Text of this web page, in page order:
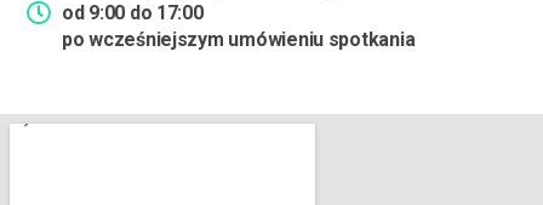
od 9:00 do 17:00
po wcześniejszym umówieniu spotkania